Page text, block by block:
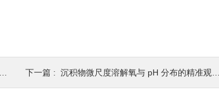
下一篇 : 沉积物微尺度溶解氧与 pH 分布的精准观测：平面光极技术的应用与实践